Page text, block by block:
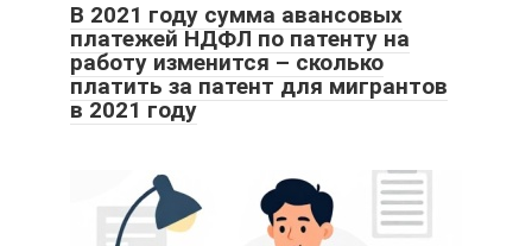
В 2021 году сумма авансовых
платежей НДФЛ по патенту на
работу изменится – сколько
платить за патент для мигрантов
в 2021 году